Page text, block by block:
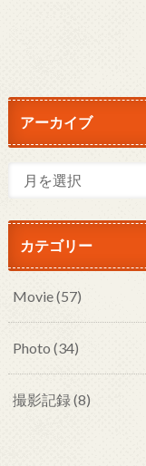
アーカイブ
カテゴリー
Movie(57)
Photo (34)
撮影記録(8)